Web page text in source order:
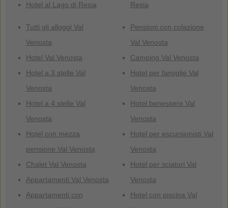
Hotel al Lago di Resia
Resia
Tutti gli alloggi Val
Venosta
Hotel Val Venosta
Hotel a 3 stelle Val
Venosta
Hotel a 4 stelle Val
Venosta
Hotel con mezza
pensione Val Venosta
Chalet Val Venosta
Appartamenti Val Venosta
Appartamenti con
Pensioni con colazione
Val Venosta
Camping Val Venosta
Hotel per famiglie Val
Venosta
Hotel benessere Val
Venosta
Hotel per escursionisti Val
Venosta
Hotel per sciatori Val
Venosta
Hotel con piscina Val